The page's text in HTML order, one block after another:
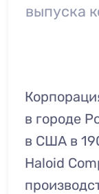
выпуска
в городе
в США в
Haloid